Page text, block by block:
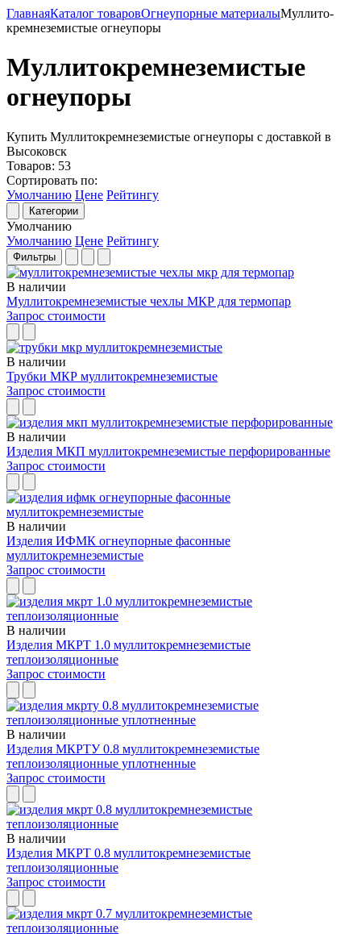
ГлавнаяКаталог товаровОгнеупорные материалыМуллито­­
кремнеземистые огнеупоры
Муллито­­кремнеземистые
огнеупоры
Купить Муллито­­кремнеземистые огнеупоры с доставкой в
Высоковск
Товаров: 53
Сортировать по:
Умолчанию Цене Рейтингу
Категории
Умолчанию
Умолчанию Цене Рейтингу
Фильтры
В наличии
Муллитокремнеземистые чехлы МКР для термопар
Запрос стоимости
В наличии
Трубки МКР муллитокремнеземистые
Запрос стоимости
В наличии
Изделия МКП муллитокремнеземистые перфорированные
Запрос стоимости
В наличии
Изделия ИФМК огнеупорные фасонные
муллитокремнеземистые
Запрос стоимости
В наличии
Изделия МКРТ 1.0 муллитокремнеземистые
теплоизоляционные
Запрос стоимости
В наличии
Изделия МКРТУ 0.8 муллитокремнеземистые
теплоизоляционные уплотненные
Запрос стоимости
В наличии
Изделия МКРТ 0.8 муллитокремнеземистые
теплоизоляционные
Запрос стоимости